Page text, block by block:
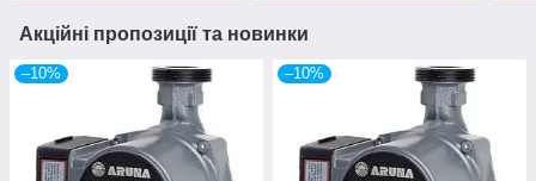
Акційні пропозиції та новинки
–10% –10%